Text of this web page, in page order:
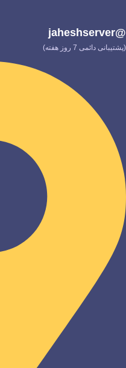
@jaheshserver
(پشتیبانی دائمی 7 روز هفته)